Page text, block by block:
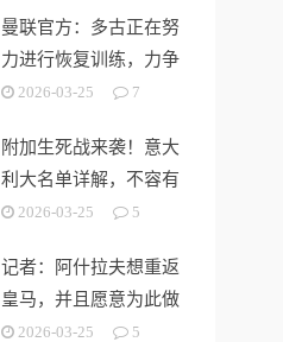
曼联官方：多古正在努
力进行恢复训练，力争
在本赛季回归
2026-03-25 7
附加生死战来袭！意大
利大名单详解，不容有
失的加图索怎么赢
2026-03-25 5
记者：阿什拉夫想重返
皇马，并且愿意为此做
出努力
2026-03-25 5